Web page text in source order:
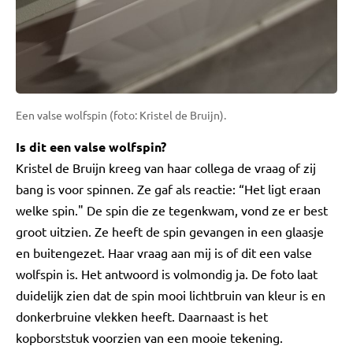
Een valse wolfspin (foto: Kristel de Bruijn).
Is dit een valse wolfspin?
Kristel de Bruijn kreeg van haar collega de vraag of zij
bang is voor spinnen. Ze gaf als reactie: “Het ligt eraan
welke spin." De spin die ze tegenkwam, vond ze er best
groot uitzien. Ze heeft de spin gevangen in een glaasje
en buitengezet. Haar vraag aan mij is of dit een valse
wolfspin is. Het antwoord is volmondig ja. De foto laat
duidelijk zien dat de spin mooi lichtbruin van kleur is en
donkerbruine vlekken heeft. Daarnaast is het
kopborststuk voorzien van een mooie tekening.